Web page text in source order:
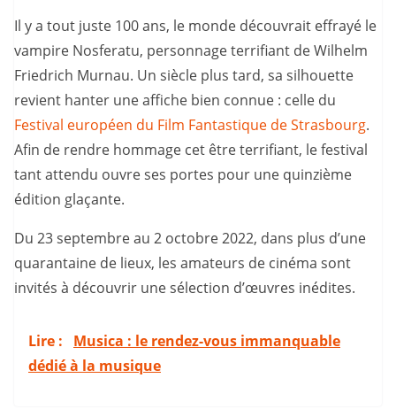
Il y a tout juste 100 ans, le monde découvrait effrayé le
vampire Nosferatu, personnage terrifiant de Wilhelm
Friedrich Murnau. Un siècle plus tard, sa silhouette
revient hanter une affiche bien connue : celle du
Festival européen du Film Fantastique de Strasbourg.
Afin de rendre hommage cet être terrifiant, le festival
tant attendu ouvre ses portes pour une quinzième
édition glaçante.
Du 23 septembre au 2 octobre 2022, dans plus d’une
quarantaine de lieux, les amateurs de cinéma sont
invités à découvrir une sélection d’œuvres inédites.
Lire :
Musica : le rendez-vous immanquable
dédié à la musique